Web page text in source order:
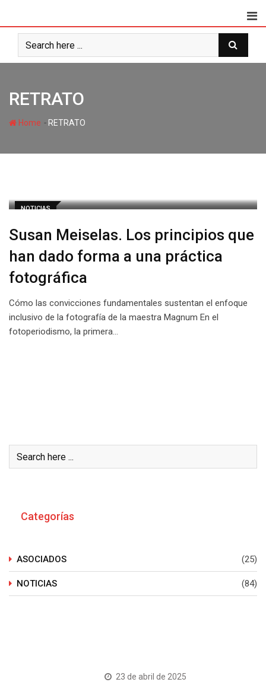
RETRATO
Home - RETRATO
NOTICIAS
Susan Meiselas. Los principios que
han dado forma a una práctica
fotográfica
Cómo las convicciones fundamentales sustentan el enfoque
inclusivo de la fotografía de la maestra Magnum En el
fotoperiodismo, la primera…
Categorías
ASOCIADOS (25)
NOTICIAS (84)
23 de abril de 2025